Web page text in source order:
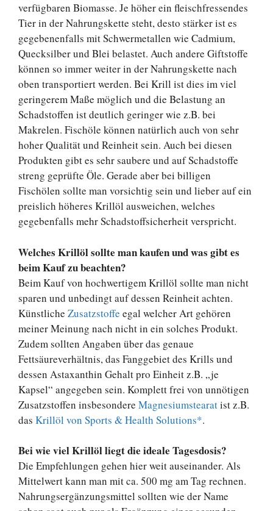
verfügbaren Biomasse. Je höher ein fleischfressendes
Tier in der Nahrungskette steht, desto stärker ist es
gegebenenfalls mit Schwermetallen wie Cadmium,
Quecksilber und Blei belastet. Auch andere Giftstoffe
können so immer weiter in der Nahrungskette nach
oben transportiert werden. Bei Krill ist dies im viel
geringerem Maße möglich und die Belastung an
Schadstoffen ist deutlich geringer wie z.B. bei
Makrelen. Fischöle können natürlich auch von sehr
hoher Qualität und Reinheit sein. Auch bei diesen
Produkten gibt es sehr saubere und auf Schadstoffe
streng geprüfte Öle. Gerade aber bei billigen
Fischölen sollte man vorsichtig sein und lieber auf ein
preislich höheres Krillöl ausweichen, welches
gegebenfalls mehr Schadstoffsicherheit verspricht.
Welches Krillöl sollte man kaufen und was gibt es
beim Kauf zu beachten?
Beim Kauf von hochwertigem Krillöl sollte man nicht
sparen und unbedingt auf dessen Reinheit achten.
Künstliche Zusatzstoffe egal welcher Art gehören
meiner Meinung nach nicht in ein solches Produkt.
Zudem sollten Angaben über das genaue
Fettsäureverhältnis, das Fanggebiet des Krills und
dessen Astaxanthin Gehalt pro Einheit z.B. „je
Kapsel“ angegeben sein. Komplett frei von unnötigen
Zusatzstoffen insbesondere Magnesiumstearatist z.B.
das Krillöl von Sports & Health Solutions*.
Bei wie viel Krillöl liegt die ideale Tagesdosis?
Die Empfehlungen gehen hier weit auseinander. Als
Mittelwert kann man mit ca. 500 mg am Tag rechnen.
Nahrungsergänzungsmittel sollten wie der Name